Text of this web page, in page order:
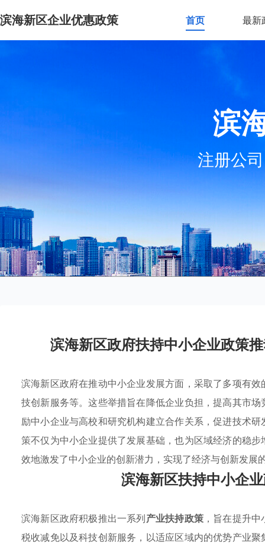
滨海新区企业优惠政策 首页 最新
滨
注册公
滨海新区政府扶持中小企业政策
滨海新区政府在推动中小企业发展方面，采取了多项有效
技创新服务等。这些举措旨在降低企业负担，提高其市
励中小企业与高校和研究机构建立合作关系，促进技术
策不仅为中小企业提供了发展基础，也为区域经济的稳
效地激发了中小企业的创新潜力，实现了经济与创新发展
滨海新区扶持中小企
滨海新区政府积极推出一系列产业扶持政策，旨在提升中
税收减免以及科技创新服务，以适应区域内的优势产业